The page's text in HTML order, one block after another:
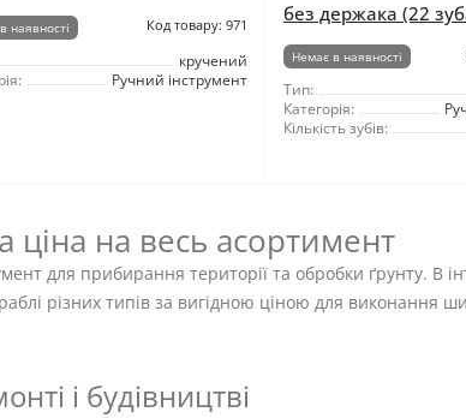
наявності Код товару: 971
кручений
Ручний інструмент
без держака (22
Немає в наявності
Тип:
Категорія:
Кількість зубів:
ціна на весь асортимент
для прибирання території та обробки ґрунту. В
різних типів за вигідною ціною для виконання
і будівництві